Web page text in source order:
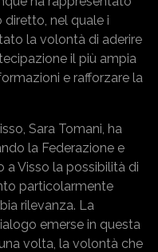
nel quale i
la volontà di aderire
il più ampia
e rafforzare la
Sara Tomani, ha
la Federazione e
a Visso la possibilità di
particolarmente
rilevanza. La
emerse in questa
volta, la volontà che